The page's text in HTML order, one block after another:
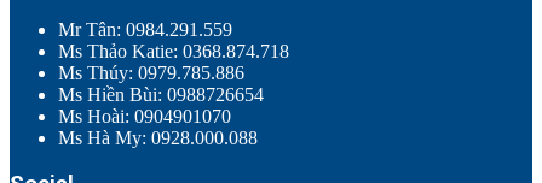
Mr Tân: 0984.291.559
Ms Thảo Katie: 0368.874.718
Ms Thúy: 0979.785.886
Ms Hiền Bùi: 0988726654
Ms Hoài: 0904901070
Ms Hà My: 0928.000.088